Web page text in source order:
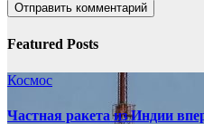
Featured Posts
Космос
Частная ракета из Индии